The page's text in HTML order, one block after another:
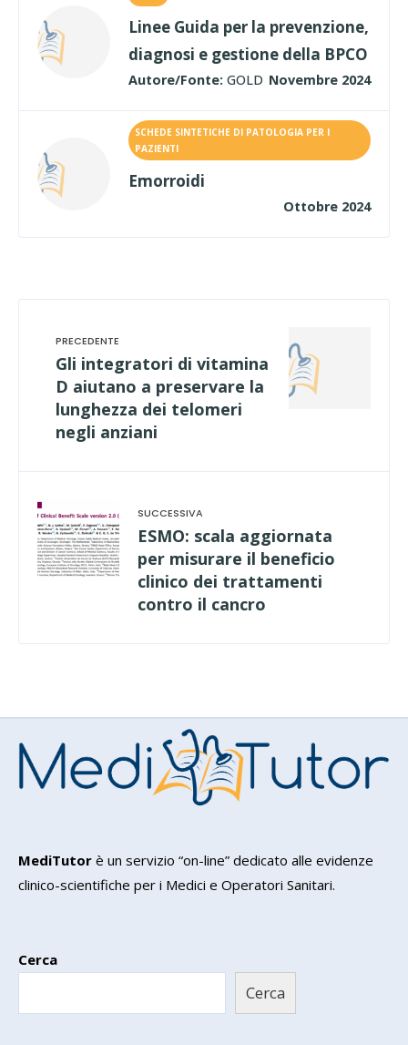
Linee Guida per la prevenzione,
diagnosi e gestione della BPCO
Autore/Fonte: GOLD Novembre 2024
SCHEDE SINTETICHE DI PATOLOGIA PER I
PAZIENTI
Emorroidi
Ottobre 2024
Gli integratori di vitamina
D aiutano a preservare la
lunghezza dei telomeri
negli anziani
ESMO: scala aggiornata
per misurare il beneficio
clinico dei trattamenti
contro il cancro
MediTutor è un servizio “on-line” dedicato alle evidenze
clinico-scientifiche per i Medici e Operatori Sanitari.
Cerca
Cerca